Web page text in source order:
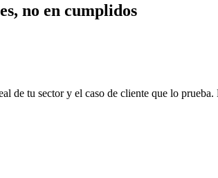
no en cumplidos
de tu sector y el caso de cliente que lo prueba.